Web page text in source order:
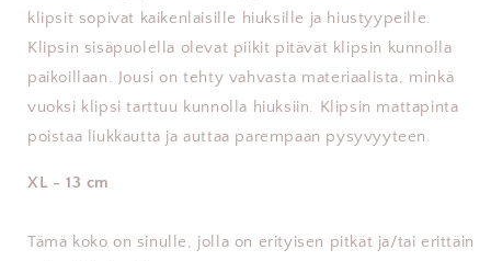
klipsit sopivat kaikenlaisille hiuksille ja hiustyypeille.
Klipsin sisäpuolella olevat piikit pitävät klipsin kunnolla
paikoillaan. Jousi on tehty vahvasta materiaalista, minkä
vuoksi klipsi tarttuu kunnolla hiuksiin. Klipsin mattapinta
poistaa liukkautta ja auttaa parempaan pysyvyyteen.
XL - 13 cm
Tämä koko on sinulle, jolla on erityisen pitkät ja/tai erittäin